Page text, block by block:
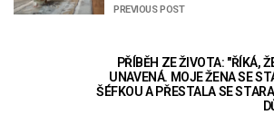
PREVIOUS POST
PŘÍBĚH ZE ŽIVOTA: "ŘÍKÁ,
UNAVENÁ. MOJE ŽENA SE
ŠÉFKOU A PŘESTALA SE